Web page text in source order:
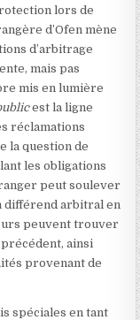
lors de
d’Ofen mène
d’arbitrage
mais pas
mis en lumière
est la ligne
réclamations
la question de
les obligations
peut soulever
différend arbitral en
peuvent trouver
ainsi
provenant de
spéciales en tant